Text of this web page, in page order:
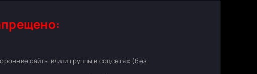
сайты и/или группы в соцсетях (без